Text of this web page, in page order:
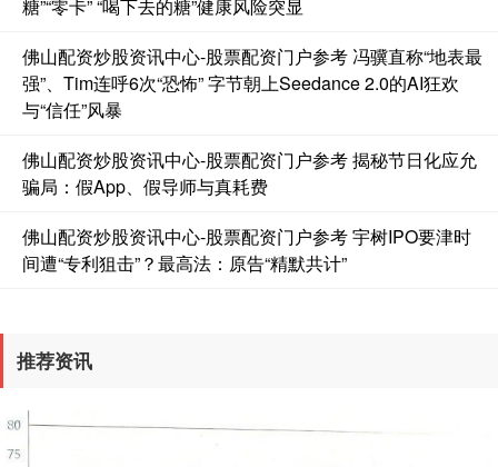
国债指数 229.69 +0.10 +0.04%
糖”“零卡” “喝下去的糖”健康风险突显
佛山配资炒股资讯中心-股票配资门户参考 冯骥直称“地表最
强”、Tim连呼6次“恐怖” 字节朝上Seedance 2.0的AI狂欢
与“信任”风暴
佛山配资炒股资讯中心-股票配资门户参考 揭秘节日化应允
骗局：假App、假导师与真耗费
佛山配资炒股资讯中心-股票配资门户参考 宇树IPO要津时
间遭“专利狙击”？最高法：原告“精默共计”
推荐资讯